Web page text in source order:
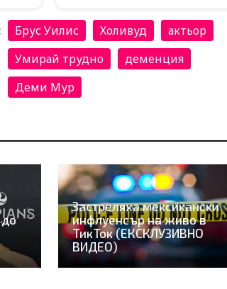
Брус Уилис Холивуд
актьор
Умирай трудно
деменция
Деми Мур
Застреляха мексикански
инфлуенсър на живо в
ТикТок (ЕКСКЛУЗИВНО
ВИДЕО)